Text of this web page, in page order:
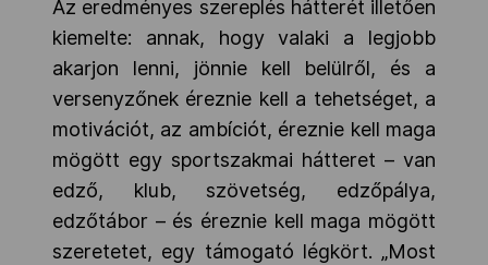
Az eredményes szereplés hátterét illetően
kiemelte: annak, hogy valaki a legjobb
akarjon lenni, jönnie kell belülről, és a
versenyzőnek éreznie kell a tehetséget, a
motivációt, az ambíciót, éreznie kell maga
mögött egy sportszakmai hátteret – van
edző, klub, szövetség, edzőpálya,
edzőtábor – és éreznie kell maga mögött
szeretetet, egy támogató légkört. „Most